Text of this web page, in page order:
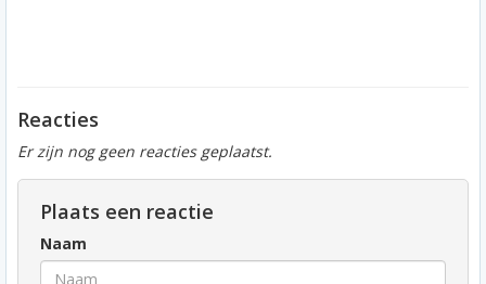
Reacties
Er zijn nog geen reacties geplaatst.
Plaats een reactie
Naam